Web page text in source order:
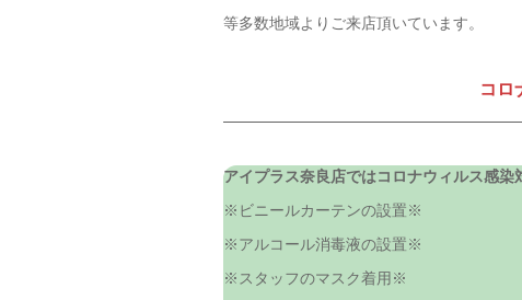
等多数地域よりご来店頂いています。
コロ
アイプラス奈良店ではコロナウィルス感染
※ビニールカーテンの設置※
※アルコール消毒液の設置※
※スタッフのマスク着用※